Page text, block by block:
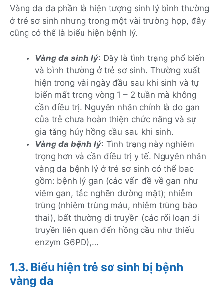
Vàng da đa phần là hiện tượng sinh lý bình thường
ở trẻ sơ sinh nhưng trong một vài trường hợp, đây
cũng có thể là biểu hiện bệnh lý.
Vàng da sinh lý: Đây là tình trạng phổ biến
và bình thường ở trẻ sơ sinh. Thường xuất
hiện trong vài ngày đầu sau khi sinh và tự
biến mất trong vòng 1 – 2 tuần mà không
cần điều trị. Nguyên nhân chính là do gan
của trẻ chưa hoàn thiện chức năng và sự
gia tăng hủy hồng cầu sau khi sinh.
Vàng da bệnh lý: Tình trạng này nghiêm
trọng hơn và cần điều trị y tế. Nguyên nhân
vàng da bệnh lý ở trẻ sơ sinh có thể bao
gồm: bệnh lý gan (các vấn đề về gan như
viêm gan, tắc nghẽn đường mật); nhiễm
trùng (nhiễm trùng máu, nhiễm trùng bào
thai), bất thường di truyền (các rối loạn di
truyền liên quan đến hồng cầu như thiếu
enzym G6PD),…
1.3. Biểu hiện trẻ sơ sinh bị bệnh
vàng da